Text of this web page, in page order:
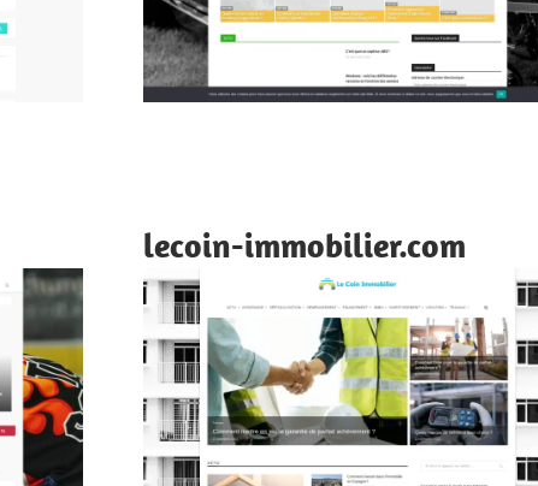
lecoin-immobilier.com